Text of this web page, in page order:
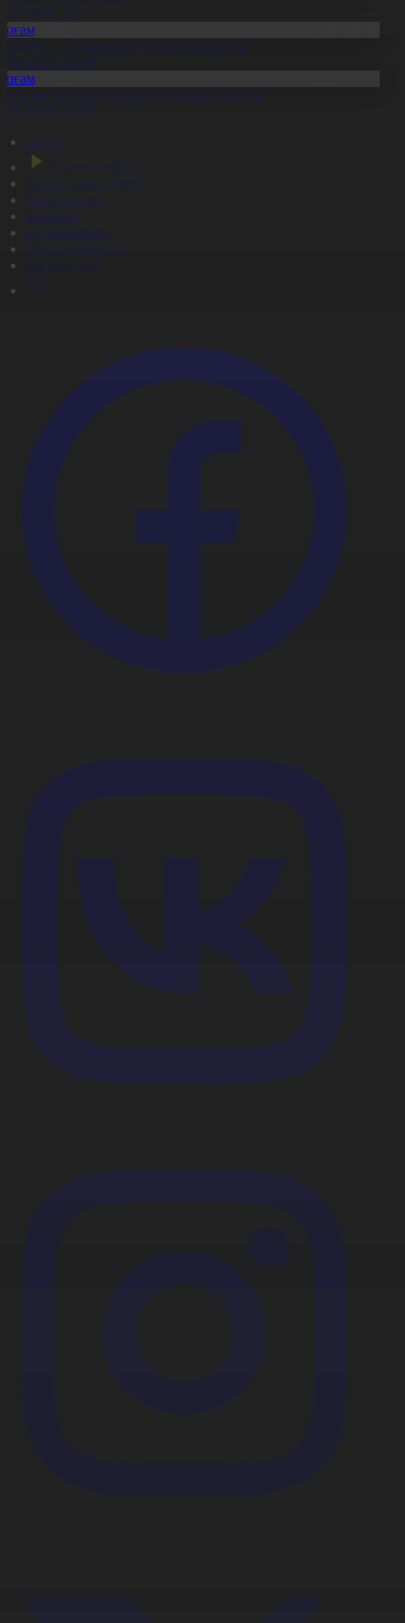
20:11
— ел дамуының қозғаушы күші
20:09
импортына уақытша тыйым салынды
20:07
Басты
Тікелей эфир
Бағдарлама кестесі
Жаңалықтар
Жобалар
Телехикаялар
Мультсериалдар
Видеоархив